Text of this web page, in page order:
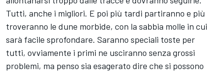
Tutti, anche i migliori. E poi più tardi partiranno e più
troveranno le dune morbide, con la sabbia molle in cui
sarà facile sprofondare. Saranno speciali toste per
tutti, ovviamente i primi ne usciranno senza grossi
problemi, ma penso sia esagerato dire che si possono